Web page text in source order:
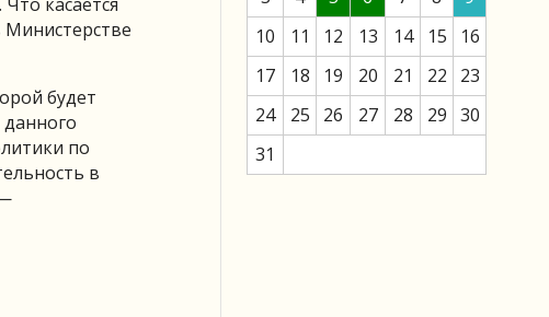
будет
по
в
10
11 12 13 14 15
16
17
18 19 20 21 22
23
24
25 26 27 28 29 30
31